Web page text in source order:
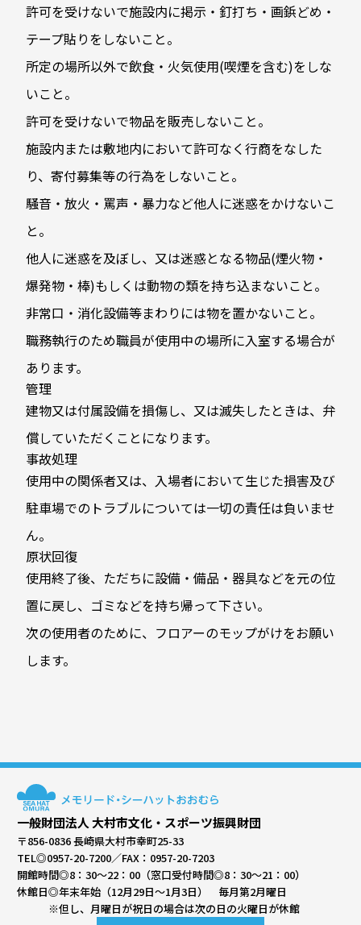
許可を受けないで施設内に掲示・釘打ち・画鋲どめ・
テープ貼りをしないこと。
所定の場所以外で飲食・火気使用(喫煙を含む)をしな
いこと。
許可を受けないで物品を販売しないこと。
施設内または敷地内において許可なく行商をなした
り、寄付募集等の行為をしないこと。
騒音・放火・罵声・暴力など他人に迷惑をかけないこ
と。
他人に迷惑を及ぼし、又は迷惑となる物品(煙火物・
爆発物・棒)もしくは動物の類を持ち込まないこと。
非常口・消化設備等まわりには物を置かないこと。
職務執行のため職員が使用中の場所に入室する場合が
あります。
管理
建物又は付属設備を損傷し、又は滅失したときは、弁
償していただくことになります。
事故処理
使用中の関係者又は、入場者において生じた損害及び
駐車場でのトラブルについては一切の責任は負いませ
ん。
原状回復
使用終了後、ただちに設備・備品・器具などを元の位
置に戻し、ゴミなどを持ち帰って下さい。
次の使用者のために、フロアーのモップがけをお願い
します。
一般財団法人 大村市文化・スポーツ振興財団
〒856-0836 長崎県大村市幸町25-33
TEL◎0957-20-7200／FAX：0957-20-7203
開館時間◎8：30～22：00（窓口受付時間◎8：30～21：00）
休館日◎年末年始（12月29日～1月3日） 毎月第2月曜日
※但し、月曜日が祝日の場合は次の日の火曜日が休館